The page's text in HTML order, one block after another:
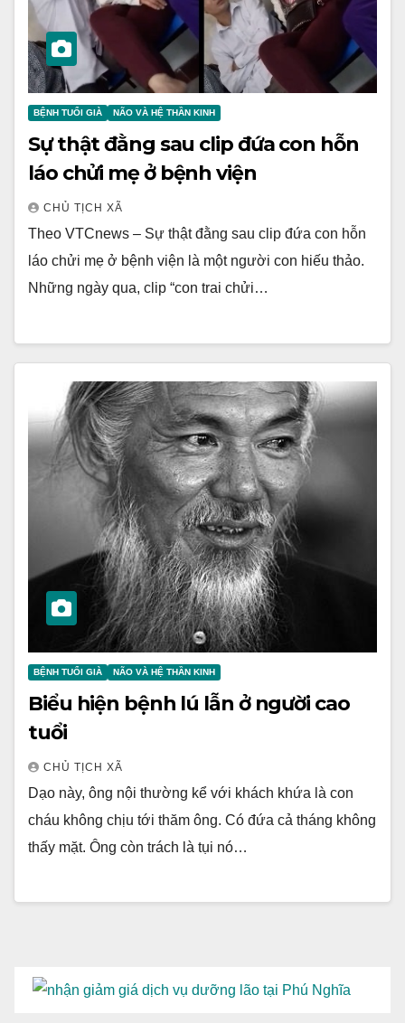
BỆNH TUỔI GIÀ NÃO VÀ HỆ THẦN KINH
Sự thật đằng sau clip đứa con hỗn
láo chửi mẹ ở bệnh viện
CHỦ TỊCH XÃ
Theo VTCnews – Sự thật đằng sau clip đứa con hỗn
láo chửi mẹ ở bệnh viện là một người con hiếu thảo.
Những ngày qua, clip “con trai chửi…
BỆNH TUỔI GIÀ NÃO VÀ HỆ THẦN KINH
Biểu hiện bệnh lú lẫn ở người cao
tuổi
CHỦ TỊCH XÃ
Dạo này, ông nội thường kể với khách khứa là con
cháu không chịu tới thăm ông. Có đứa cả tháng không
thấy mặt. Ông còn trách là tụi nó…